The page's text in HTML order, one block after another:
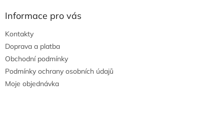
Informace pro vás
Kontakty
Doprava a platba
Obchodní podmínky
Podmínky ochrany osobních údajů
Moje objednávka